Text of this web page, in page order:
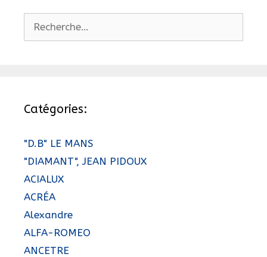
Catégories:
"D.B" LE MANS
"DIAMANT", JEAN PIDOUX
ACIALUX
ACRÉA
Alexandre
ALFA-ROMEO
ANCETRE